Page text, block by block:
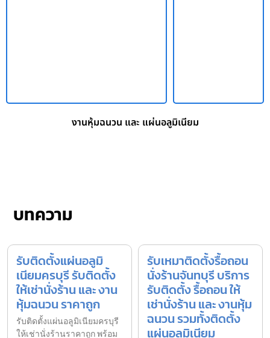
งานหุ้มฉนวน และ แผ่นอลูมิเนียม
บทความ
รับติดตั้งแผ่นอลูมิ
เนียมครบุรี รับติดตั้ง
ให้เช่านั่งร้าน และ งาน
หุ้มฉนวน ราคาถูก
รับติดตั้งแผ่นอลูมิเนียมครบุรี
ให้เช่านั่งร้านราคาถูก พร้อม
รับเหมาติดตั้งรื้อถอน
นั่งร้านจันทบุรี บริการ
รับติดตั้ง รื้อถอน ให้
เช่านั่งร้าน และ งานหุ้ม
ฉนวน รวมทั้งติดตั้ง
แผ่นอลูมิเนียม